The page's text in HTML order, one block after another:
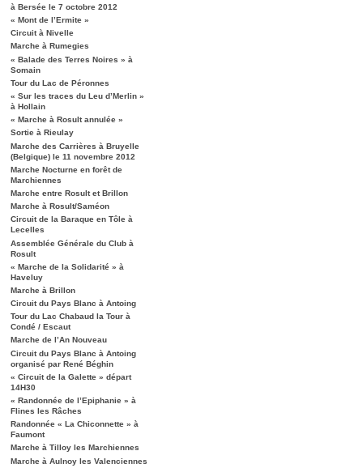
à Bersée le 7 octobre 2012
« Mont de l’Ermite »
Circuit à Nivelle
Marche à Rumegies
« Balade des Terres Noires » à
Somain
Tour du Lac de Péronnes
« Sur les traces du Leu d’Merlin »
à Hollain
« Marche à Rosult annulée »
Sortie à Rieulay
Marche des Carrières à Bruyelle
(Belgique) le 11 novembre 2012
Marche Nocturne en forêt de
Marchiennes
Marche entre Rosult et Brillon
Marche à Rosult/Saméon
Circuit de la Baraque en Tôle à
Lecelles
Assemblée Générale du Club à
Rosult
« Marche de la Solidarité » à
Haveluy
Marche à Brillon
Circuit du Pays Blanc à Antoing
Tour du Lac Chabaud la Tour à
Condé / Escaut
Marche de l’An Nouveau
Circuit du Pays Blanc à Antoing
organisé par René Béghin
« Circuit de la Galette » départ
14H30
« Randonnée de l’Epiphanie » à
Flines les Râches
Randonnée « La Chiconnette » à
Faumont
Marche à Tilloy les Marchiennes
Marche à Aulnoy les Valenciennes